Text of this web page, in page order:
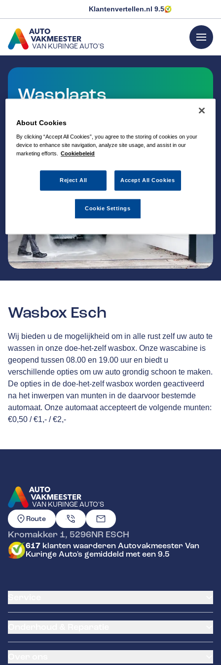
Klantenvertellen.nl 9.5
VAN KURINGE AUTO'S
GA NAAR DE HOMEPAGINA
menu
Wasplaats
Wasbox Esch
Wij bieden u de mogelijkheid om in alle rust zelf uw auto te
wassen in onze doe-het-zelf wasbox. Onze wascabine is
geopend tussen 08.00 en 19.00 uur en biedt u
verschillende opties om uw auto grondig schoon te maken.
De opties in de doe-het-zelf wasbox worden geactiveerd
na het inwerpen van munten in de daarvoor bestemde
automaat. Onze automaat accepteert de volgende munten:
€0,50 / €1,- / €2,-
VAN KURINGE AUTO'S
GA NAAR DE HOMEPAGINA
Route
Kromakker 1, 5296NR ESCH
617 klanten waarderen Autovakmeester Van
Kuringe Auto's gemiddeld met een 9.5
Banden service
About Cookies
By clicking “Accept All Cookies”, you agree to the storing of cookies on your
device to enhance site navigation, analyze site usage, and assist in our
marketing efforts. Cookiebeleid
Reject All Accept All Cookies
Cookie Settings